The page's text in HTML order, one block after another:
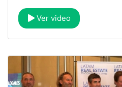
Ver video